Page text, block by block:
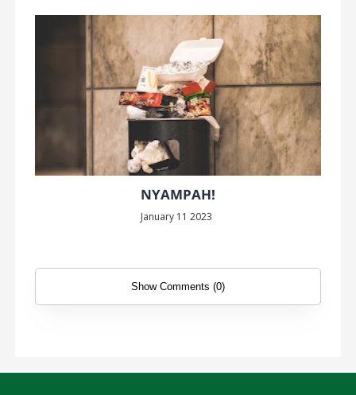
NYAMPAH!
January 11 2023
Show Comments (0)